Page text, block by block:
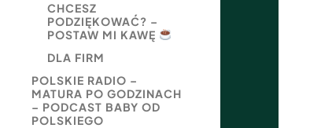
CHCESZ
PODZIĘKOWAĆ? –
POSTAW MI KAWĘ
DLA FIRM
POLSKIE RADIO –
MATURA PO GODZINACH
– PODCAST BABY OD
POLSKIEGO